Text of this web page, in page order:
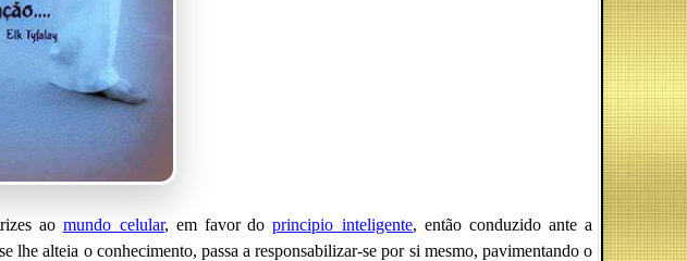
ao mundo_celular, em favor doprincipio_inteligente, então conduzido ante a
lhe alteia o conhecimento, passa a responsabilizar-se por si mesmo, pavimentando o